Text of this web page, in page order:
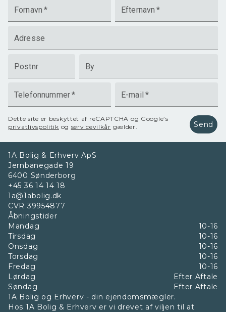
Fornavn * Efternavn *
Adresse
Postnr By
Telefonnummer* E-mail *
Dette site er beskyttet af reCAPTCHA og Google’s
privatlivspolitik og servicevilkår gælder. Send
1A Bolig & Erhverv ApS
Jernbanegade 19
6400 Sønderborg
+45 36 14 14 18
1a@1abolig.dk
CVR 39954877
Åbningstider
Mandag
10-16
Tirsdag
10-16
Onsdag
10-16
Torsdag
10-16
Fredag
10-16
Lørdag
Efter Aftale
Søndag
Efter Aftale
1A Bolig og Erhverv - din ejendomsmægler.
Hos 1A Bolig & Erhverv er vi drevet af viljen til at